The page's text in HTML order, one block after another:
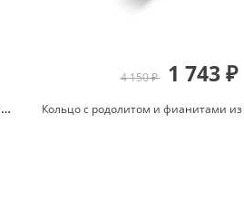
Кольцо с юв. кристаллом лунного камня и фианитами из серебра 925 с родированием 151-1752-60
4 150 ₽ 1 743 ₽